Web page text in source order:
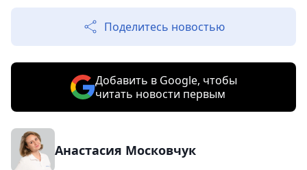
Поделитесь новостью
Добавить в Google, чтобы
читать новости первым
Анастасия Московчук